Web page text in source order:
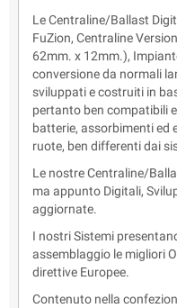
Le Centraline/Ballast
FuZion, Centraline
62mm. x 12mm.),
conversione da normali
sviluppati e costruiti in
pertanto ben compatibili
batterie, assorbimenti ed
ruote, ben differenti dai
Le nostre Centraline/
ma appunto Digitali,
aggiornate.
I nostri Sistemi
assemblaggio le migliori
direttive Europee.
Contenuto nella